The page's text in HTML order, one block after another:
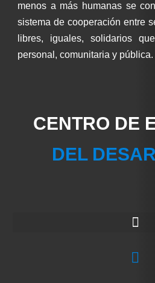
menos a más humanas se
sistema de cooperación entre
libres, iguales, solidarios
personal, comunitaria y pública.
CENTRO DE
DEL